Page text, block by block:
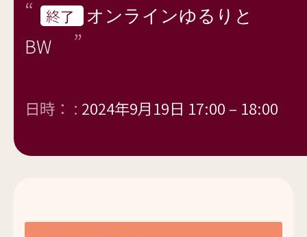
終了
オンラインゆるりと
BW
日時： : 2024年9月19日 17:00 – 18:00